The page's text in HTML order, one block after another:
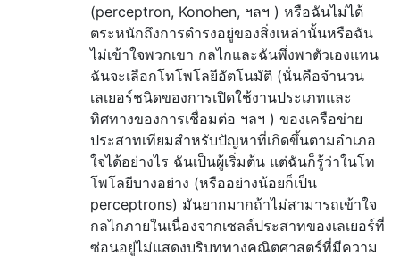
(perceptron, Konohen, ฯลฯ ) หรือฉันไม่ได้
ตระหนักถึงการดำรงอยู่ของสิ่งเหล่านั้นหรือฉัน
ไม่เข้าใจพวกเขา กลไกและฉันพึ่งพาตัวเองแทน
ฉันจะเลือกโทโพโลยีอัตโนมัติ (นั่นคือจำนวน
เลเยอร์ชนิดของการเปิดใช้งานประเภทและ
ทิศทางของการเชื่อมต่อ ฯลฯ ) ของเครือข่าย
ประสาทเทียมสำหรับปัญหาที่เกิดขึ้นตามอำเภอ
ใจได้อย่างไร ฉันเป็นผู้เริ่มต้น แต่ฉันก็รู้ว่าในโท
โพโลยีบางอย่าง (หรืออย่างน้อยก็เป็น
perceptrons) มันยากมากถ้าไม่สามารถเข้าใจ
กลไกภายในเนื่องจากเซลล์ประสาทของเลเยอร์ที่
ซ่อนอยู่ไม่แสดงบริบททางคณิตศาสตร์ที่มีความ